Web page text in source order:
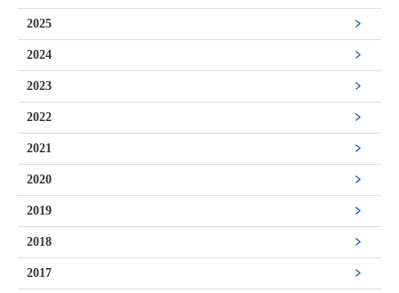
2025
2024
2023
2022
2021
2020
2019
2018
2017